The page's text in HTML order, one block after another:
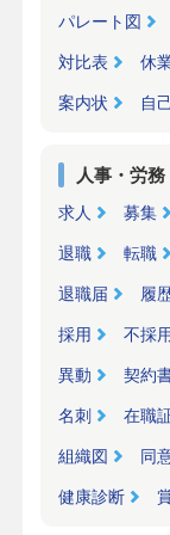
パレート図
対比表 休
案内状 自
人事・労務
求人 募集
退職 転職
退職届 履
採用 不採用
異動 契約
名刺 在職
組織図 同
健康診断